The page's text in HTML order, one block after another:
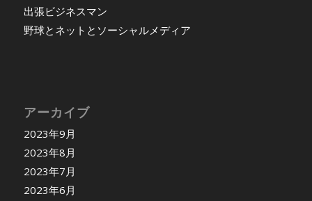
出張ビジネスマン
野球とネットとソーシャルメディア
アーカイブ
2023年9月
2023年8月
2023年7月
2023年6月